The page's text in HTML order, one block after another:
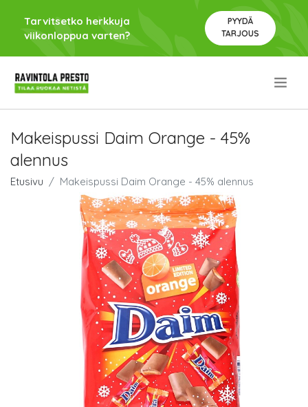
Tarvitsetko herkkuja
viikonloppua varten?
PYYDÄ
TARJOUS
Makeispussi Daim Orange - 45%
alennus
Etusivu Makeispussi Daim Orange - 45% alennus